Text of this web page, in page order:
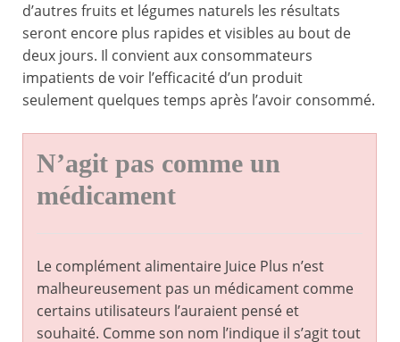
d’autres fruits et légumes naturels les résultats
seront encore plus rapides et visibles au bout de
deux jours. Il convient aux consommateurs
impatients de voir l’efficacité d’un produit
seulement quelques temps après l’avoir consommé.
N’agit pas comme un
médicament
Le complément alimentaire Juice Plus n’est
malheureusement pas un médicament comme
certains utilisateurs l’auraient pensé et
souhaité. Comme son nom l’indique il s’agit tout